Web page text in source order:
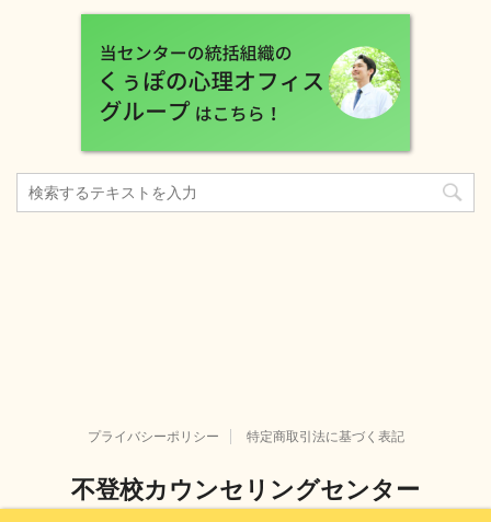
プライバシーポリシー 特定商取引法に基づく表記
不登校カウンセリングセンター